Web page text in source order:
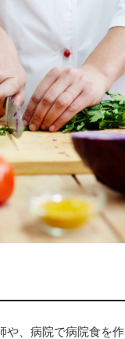
、病院で病院食を